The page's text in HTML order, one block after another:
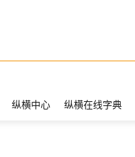
纵横中心 纵横在线字典